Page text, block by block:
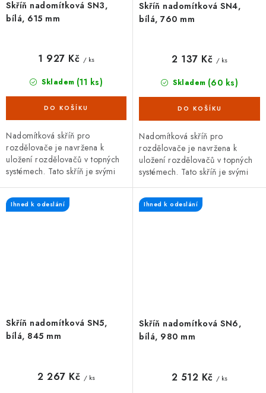
Skříň nadomítková SN3,
bílá, 615 mm
Skladem (11 ks)
1 927 Kč / ks
Nadomítková skříň pro
rozdělovače je navržena k
uložení rozdělovačů v topných
systémech. Tato skříň je svými
rozdělovačům se 7 a 8 okruhy s
automatickým...
Skříň nadomítková SN4,
bílá, 760 mm
Skladem (60 ks)
2 137 Kč / ks
Nadomítková skříň pro
rozdělovače je navržena k
uložení rozdělovačů v topných
systémech. Tato skříň je svými
rozdělovačům s 9 a 10 okruhy
s automatickým...
Skříň nadomítková SN5,
bílá, 845 mm
Ihned k odeslání
2 267 Kč / ks
Skříň nadomítková SN6,
bílá, 980 mm
Ihned k odeslání
2 512 Kč / ks